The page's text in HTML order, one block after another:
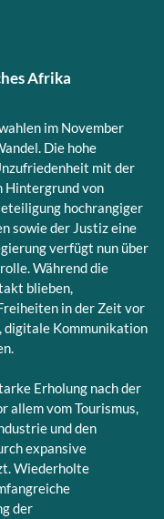
Afrika
im November
Die hohe
mit der
Hintergrund von
hochrangiger
sowie der Justiz eine
verfügt nun über
Während die
blieben,
in der Zeit vor
digitale Kommunikation
Erholung nach der
allem vom Tourismus,
und den
expansive
Wiederholte
der